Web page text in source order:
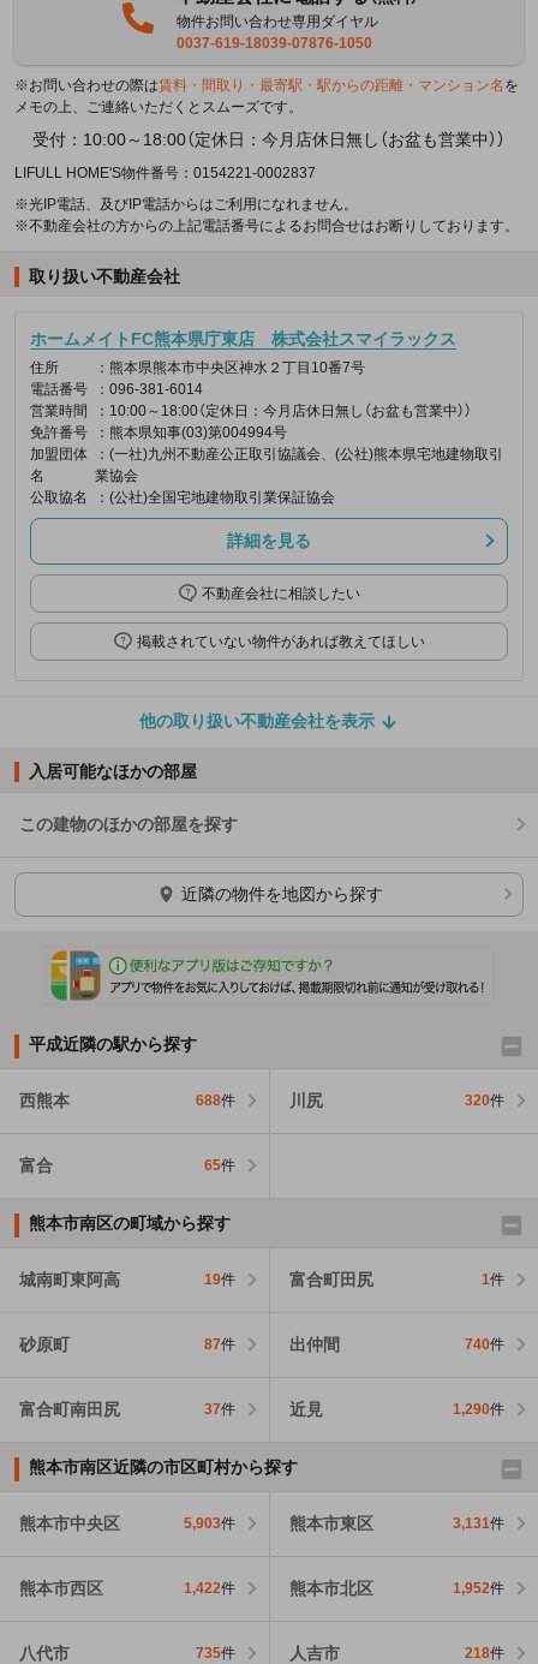
物件お問い合わせ専用ダイヤル
0037-619-18039-07876-1050
※お問い合わせの際は賃料・間取り・最寄駅・駅からの距離・マンション名 を
メモの上、ご連絡いただくとスムーズです。
受付：10:00～18:00（定休日：今月店休日無し（お盆も営業中））
LIFULL HOME'S物件番号：0154221-0002837
※光IP電話、及びIP電話からはご利用になれません。
※不動産会社の方からの上記電話番号によるお問合せはお断りしております。
取り扱い不動産会社
ホームメイトFC熊本県庁東店 株式会社スマイラックス
住所
：熊本県熊本市中央区神水２丁目10番7号
電話番号
：096-381-6014
営業時間
：10:00～18:00（定休日：今月店休日無し（お盆も営業中））
免許番号
：熊本県知事(03)第004994号
加盟団体
名
：(一社)九州不動産公正取引協議会、(公社)熊本県宅地建物取引
業協会
公取協名
：(公社)全国宅地建物取引業保証協会
詳細を見る
不動産会社に相談したい
掲載されていない物件があれば教えてほしい
他の取り扱い不動産会社を表示
入居可能なほかの部屋
この建物のほかの部屋を探す
ほかの部屋を検索中…
近隣の物件を地図から探す
平成近隣の駅から探す
西熊本 688件 川尻 320件
富合 65件
熊本市南区の町域から探す
城南町東阿高 19件 富合町田尻 1件
砂原町 87件 出仲間 740件
富合町南田尻 37件 近見 1,290件
熊本市南区近隣の市区町村から探す
熊本市中央区 5,903件 熊本市東区 3,131件
熊本市西区 1,422件 熊本市北区 1,952件
八代市 735件 人吉市 218件